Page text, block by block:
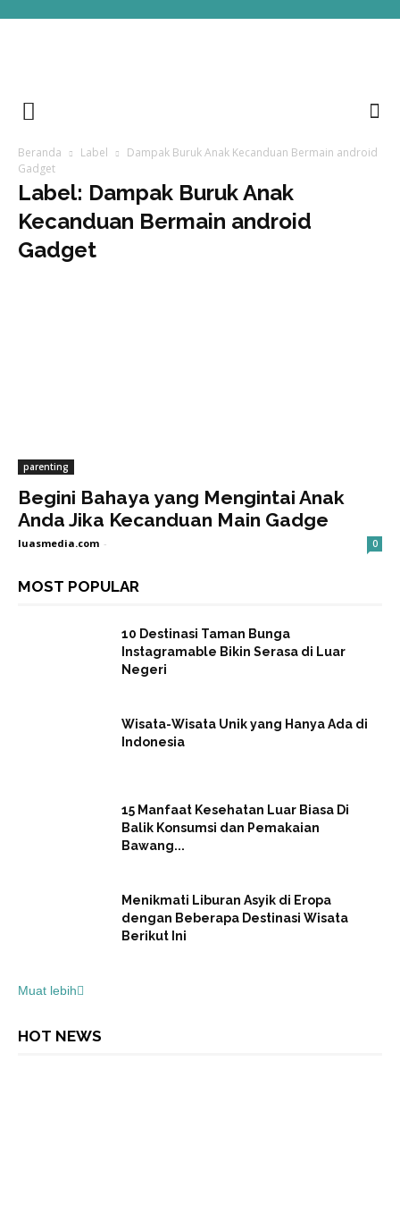
Beranda Label
Dampak Buruk Anak Kecanduan Bermain android
Gadget
Label: Dampak Buruk Anak
Kecanduan Bermain android
Gadget
parenting
Begini Bahaya yang Mengintai Anak
Anda Jika Kecanduan Main Gadge
luasmedia.com - 0
MOST POPULAR
10 Destinasi Taman Bunga
Instagramable Bikin Serasa di Luar
Negeri
Wisata-Wisata Unik yang Hanya Ada di
Indonesia
15 Manfaat Kesehatan Luar Biasa Di
Balik Konsumsi dan Pemakaian
Bawang...
Menikmati Liburan Asyik di Eropa
dengan Beberapa Destinasi Wisata
Berikut Ini
Muat lebih
HOT NEWS